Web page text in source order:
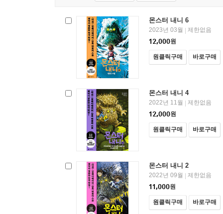
몬스터 내니 6
2023년 03월
제한없음
12,000원
원클릭구매 바로구매
몬스터 내니 4
2022년 11월
제한없음
12,000원
원클릭구매 바로구매
몬스터 내니 2
2022년 09월
제한없음
11,000원
원클릭구매 바로구매